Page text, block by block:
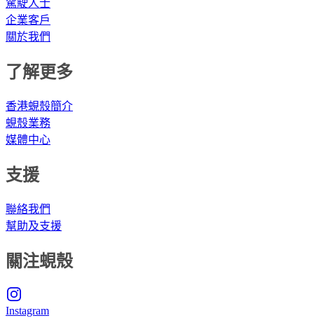
駕駛人士
企業客戶
關於我們
了解更多
香港蜆殼簡介
蜆殼業務
媒體中心
支援
聯絡我們
幫助及支援
關注蜆殼
Instagram